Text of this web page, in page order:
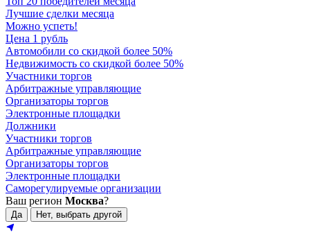
Лучшие сделки месяца
Можно успеть!
Цена 1 рубль
Автомобили со скидкой более 50%
Недвижимость со скидкой более 50%
Участники торгов
Арбитражные управляющие
Организаторы торгов
Электронные площадки
Должники
Участники торгов
Арбитражные управляющие
Организаторы торгов
Электронные площадки
Саморегулируемые организации
Ваш регион Москва?
Да Нет, выбрать другой